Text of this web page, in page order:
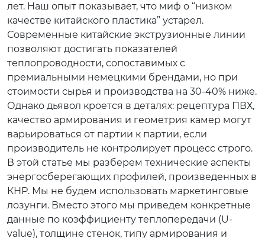
лет. Наш опыт показывает, что миф о “низком
качестве китайского пластика” устарел.
Современные китайские экструзионные линии
позволяют достигать показателей
теплопроводности, сопоставимых с
премиальными немецкими брендами, но при
стоимости сырья и производства на 30-40% ниже.
Однако дьявол кроется в деталях: рецептура ПВХ,
качество армирования и геометрия камер могут
варьироваться от партии к партии, если
производитель не контролирует процесс строго.
В этой статье мы разберем технические аспекты
энергосберегающих профилей, произведенных в
КНР. Мы не будем использовать маркетинговые
лозунги. Вместо этого мы приведем конкретные
данные по коэффициенту теплопередачи (U-
value), толщине стенок, типу армирования и